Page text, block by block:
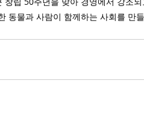
동물과 사람이 함께하는 사회를 만